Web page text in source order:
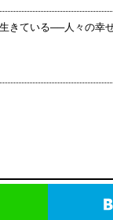
きている──人々の幸